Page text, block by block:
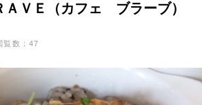
ＶＥ（カフェ ブラーブ）
覧数：47